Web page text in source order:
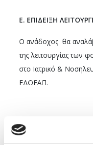
Ε. ΕΠΙΔΕΙΞΗ
Ο ανάδοχος θα
της λειτουργίας των
στο Ιατρικό &
ΕΔΟΕΑΠ.
ΣΤ. ΧΡΟΝΟΣ